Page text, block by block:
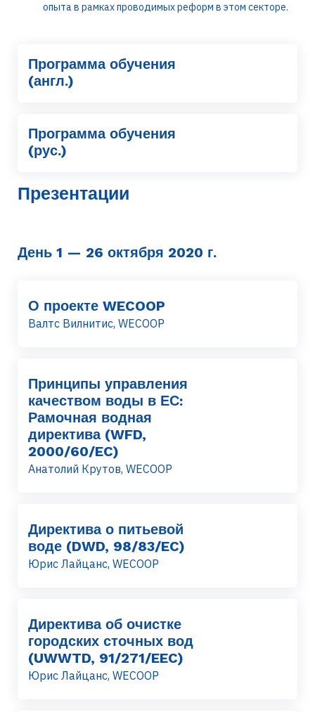
опыта в рамках проводимых реформ в этом секторе.
Программа обучения
(англ.)
Программа обучения
(рус.)
Презентации
День 1 — 26 октября 2020 г.
О проекте WECOOP
Валтс Вилнитис, WECOOP
Принципы управления
качеством воды в ЕС:
Рамочная водная
директива (WFD,
2000/60/EC)
Анатолий Крутов, WECOOP
Директива о питьевой
воде (DWD, 98/83/EC)
Юрис Лайцанс, WECOOP
Директива об очистке
городских сточных вод
(UWWTD, 91/271/EEC)
Юрис Лайцанс, WECOOP